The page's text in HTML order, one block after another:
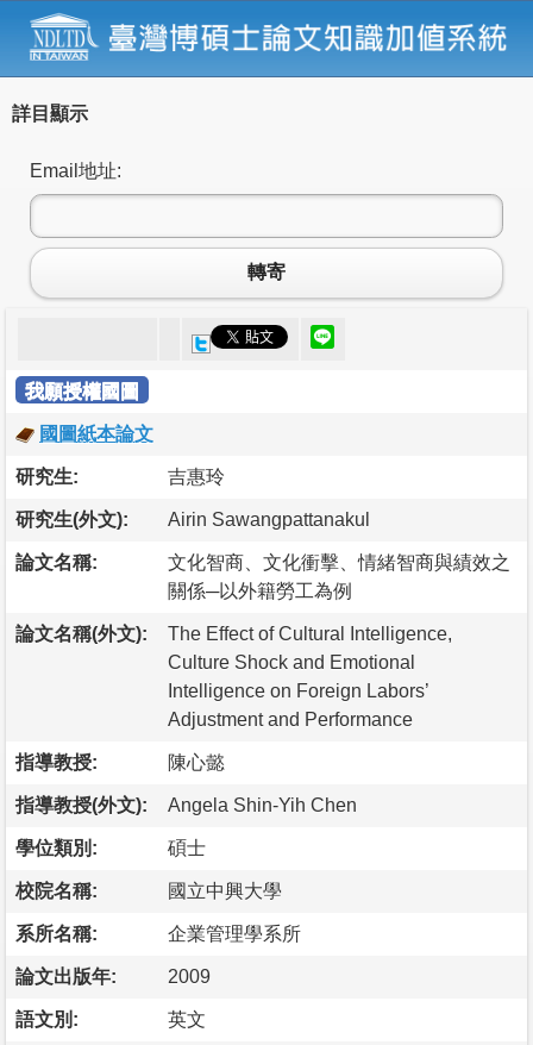
詳目顯示
Email地址:
轉寄
我願授權國圖
國圖紙本論文
研究生: 吉惠玲
研究生(外文): Airin Sawangpattanakul
論文名稱:
文化智商、文化衝擊、情緒智商與績效之
關係─以外籍勞工為例
論文名稱(外文):
The Effect of Cultural Intelligence,
Culture Shock and Emotional
Intelligence on Foreign Labors’
Adjustment and Performance
指導教授: 陳心懿
指導教授(外文): Angela Shin-Yih Chen
學位類別: 碩士
校院名稱: 國立中興大學
系所名稱: 企業管理學系所
論文出版年: 2009
語文別: 英文